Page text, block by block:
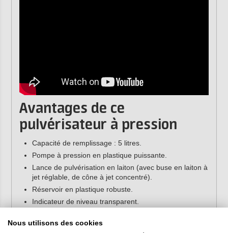
Avantages de ce
pulvérisateur à pression
Capacité de remplissage : 5 litres.
Pompe à pression en plastique puissante.
Lance de pulvérisation en laiton (avec buse en laiton à
jet réglable, de cône à jet concentré).
Réservoir en plastique robuste.
Indicateur de niveau transparent.
Caractéristiques
Nous utilisons des cookies